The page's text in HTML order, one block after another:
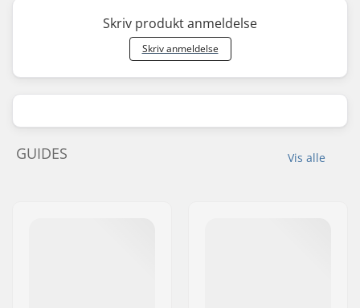
Skriv produkt anmeldelse
Skriv anmeldelse
Vis alle
GUIDES